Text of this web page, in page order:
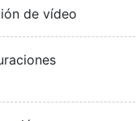
de vídeo